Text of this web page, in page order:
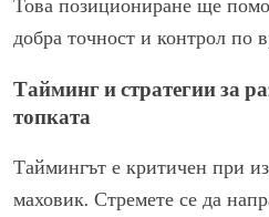
добра точност и контрол по
Тайминг и стратегии за
топката
Таймингът е критичен при
маховик. Стремете се да